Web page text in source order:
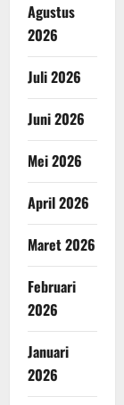
Agustus
2026
Juli 2026
Juni 2026
Mei 2026
April 2026
Maret 2026
Februari
2026
Januari
2026